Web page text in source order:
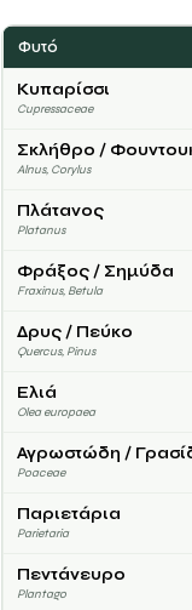
Φυτό
Κυπαρίσσι
Cupressaceae
Σκλήθρο /
Alnus, Corylus
Πλάτανος
Platanus
Φράξος / Σημύδα
Fraxinus, Betula
Δρυς / Πεύκο
Quercus, Pinus
Ελιά
Olea europaea
Αγρωστώδη /
Poaceae
Παριετάρια
Parietaria
Πεντάνευρο
Plantago